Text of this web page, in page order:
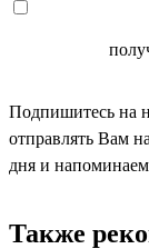
Подпишитесь на
отправлять Вам
дня и
Также